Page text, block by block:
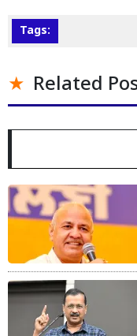
Tags:
Related